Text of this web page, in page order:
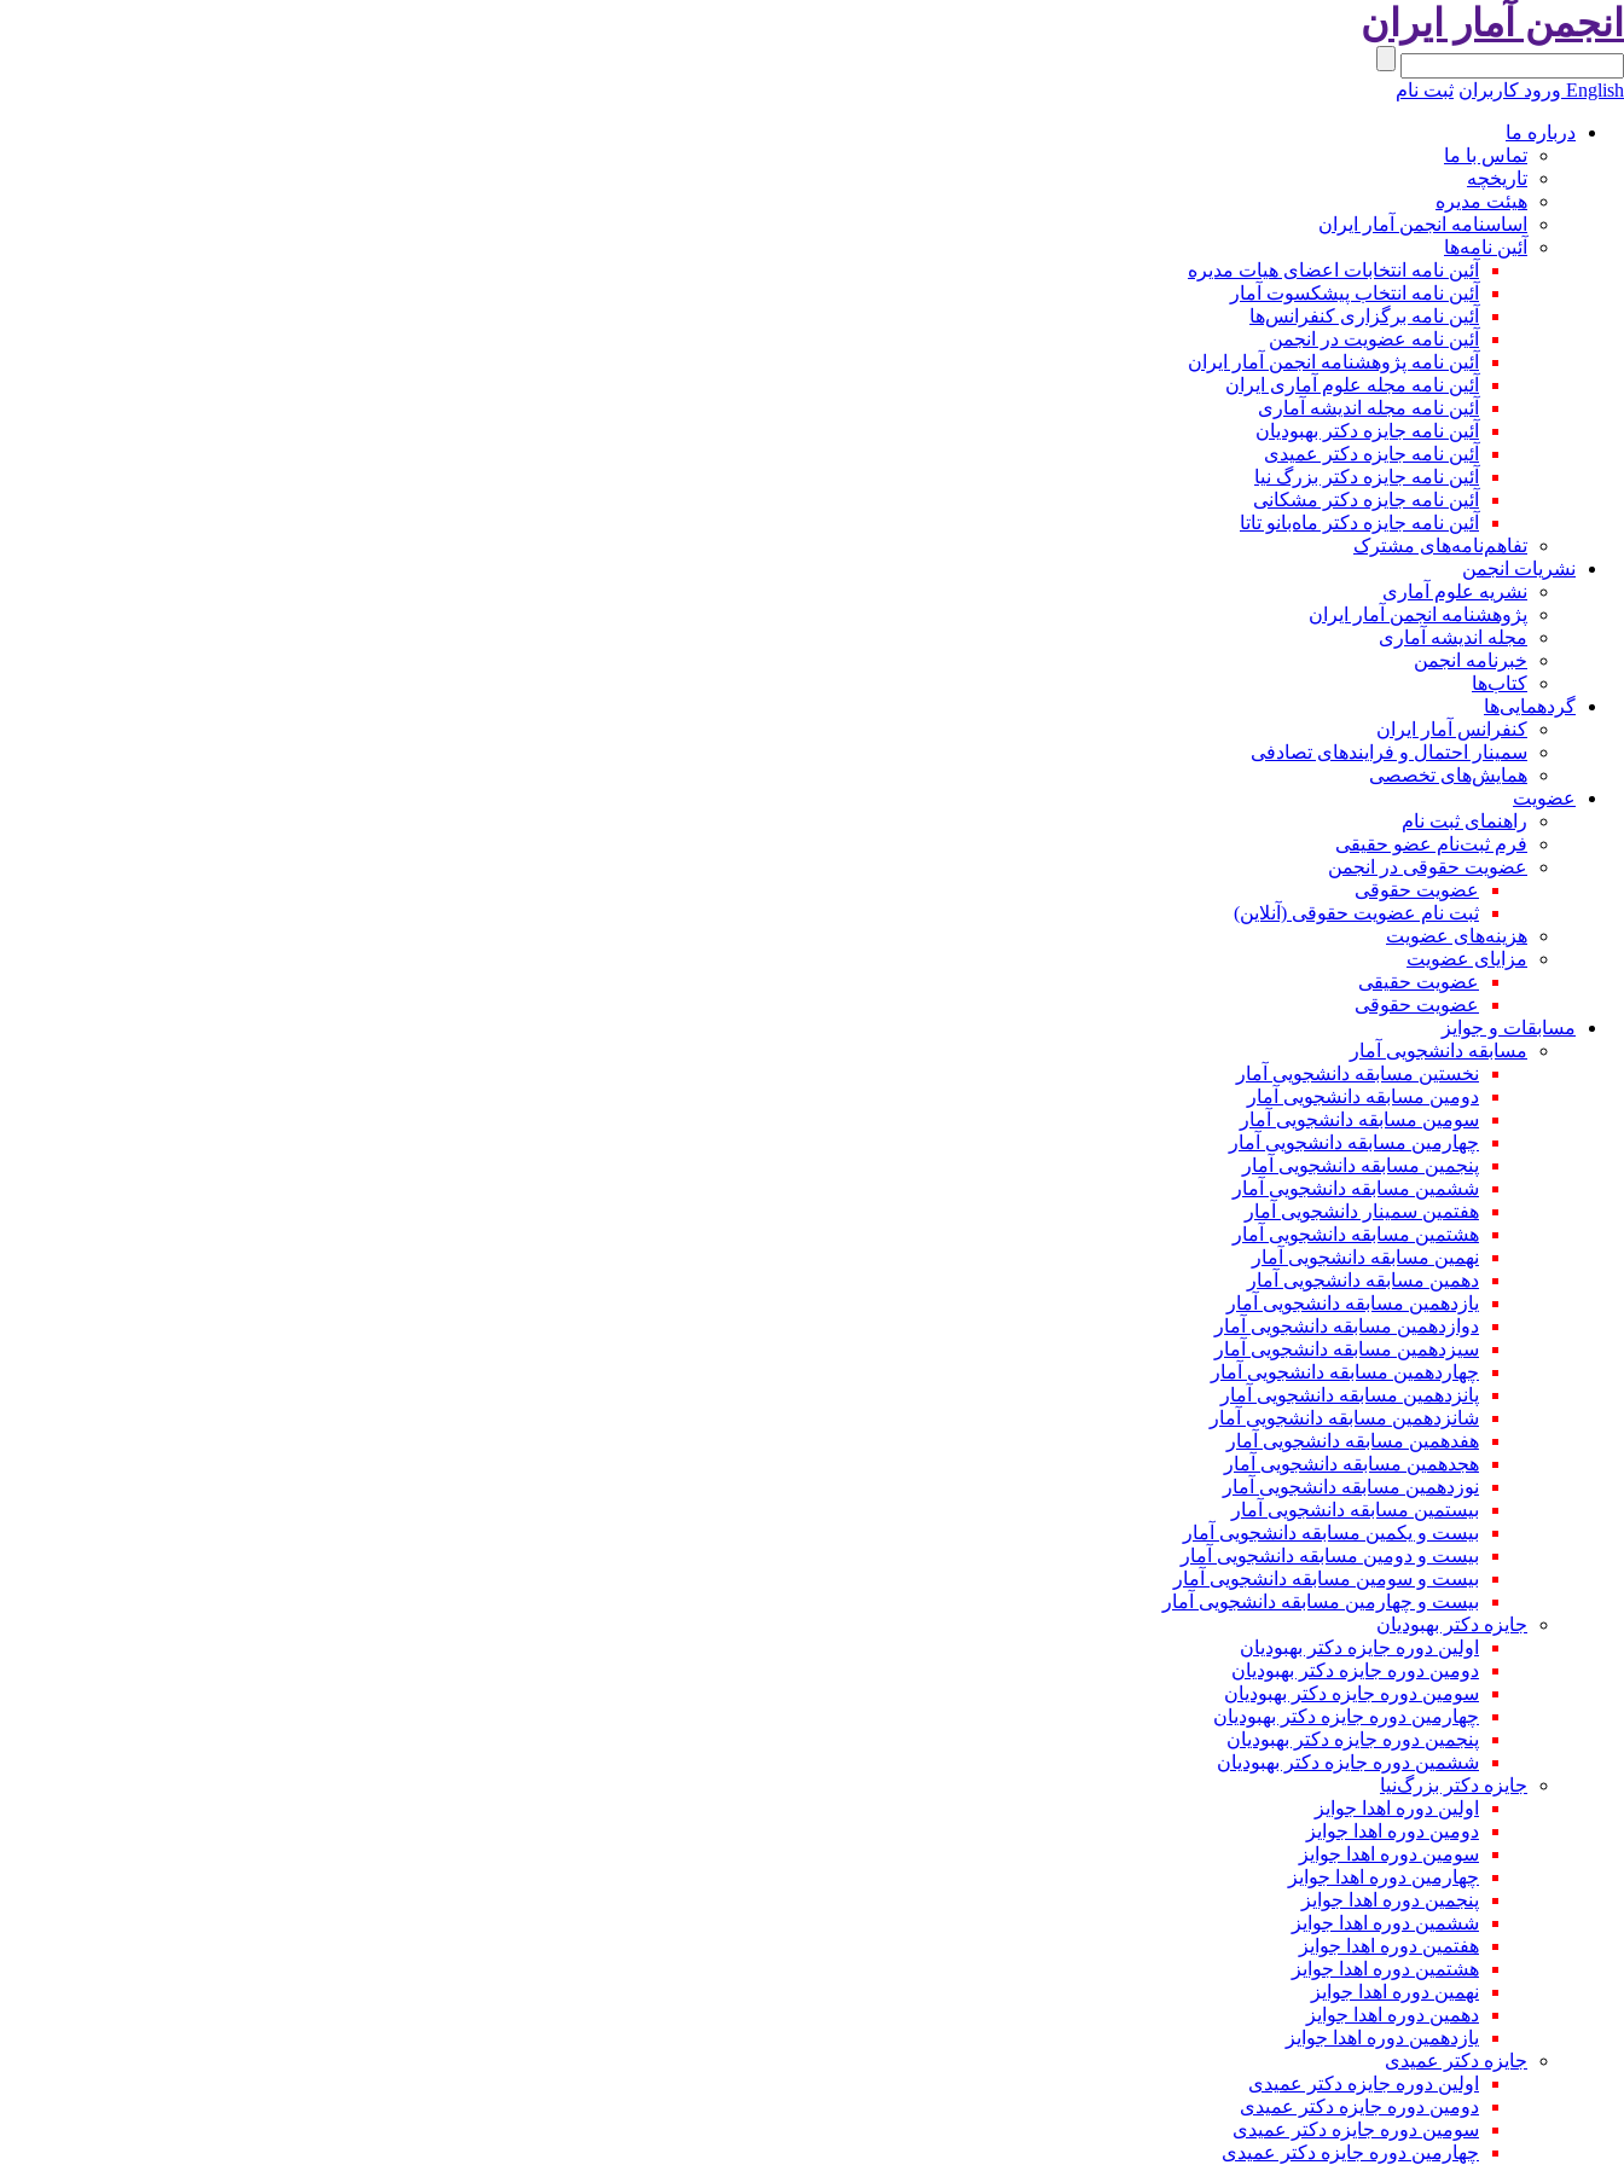
انجمن آمار ایران
English ورود کاربران ثبت نام
درباره ما
تماس با ما
تاریخچه
هیئت مدیره
اساسنامه انجمن آمار ایران
آئین نامه‌ها
آئین نامه انتخابات اعضای هیات مدیره
آئین نامه انتخاب پیشکسوت آمار
آئین نامه برگزاری کنفرانس‌ها
آئین نامه عضویت در انجمن
آئین نامه پژوهشنامه انجمن آمار ایران
آئین نامه مجله علوم آماری ایران
آئین نامه مجله اندیشه آماری
آئین‌ نامه جایزه دکتر بهبودیان
آئین نامه جایزه دکتر عمیدی
آئین نامه جایزه دکتر بزرگ نیا
آئین نامه جایزه دکتر مشکانی
آئین نامه جایزه دکتر ماه‌بانو تاتا
تفاهم‌نامه‌های مشترک
نشریات انجمن
نشریه علوم آماری
پژوهشنامه انجمن آمار ایران
مجله اندیشه آماری
خبرنامه انجمن
کتاب‌ها
گردهمایی‌ها
کنفرانس آمار ایران
سمینار احتمال و فرایندهای تصادفی
همایش‌های تخصصی
عضویت
راهنمای ثبت نام
فرم ثبت‌نام عضو حقیقی
عضویت حقوقی در انجمن
عضویت حقوقی
ثبت نام عضویت حقوقی (آنلاین)
هزینه‌های عضویت
مزایای عضویت
عضویت حقیقی
عضویت حقوقی
مسابقات و جوایز
مسابقه دانشجویی آمار
نخستین مسابقه دانشجویی آمار
دومین مسابقه دانشجویی آمار
سومین مسابقه دانشجویی آمار
چهارمین مسابقه دانشجویی آمار
پنجمین مسابقه دانشجویی آمار
ششمین مسابقه دانشجویی آمار
هفتمین سمینار دانشجویی آمار
هشتمین مسابقه دانشجویی آمار
نهمین مسابقه دانشجویی آمار
دهمین مسابقه دانشجویی آمار
یازدهمین مسابقه دانشجویی آمار
دوازدهمین مسابقه دانشجویی آمار
سیزدهمین مسابقه دانشجویی آمار
چهاردهمین مسابقه دانشجویی آمار
پانزدهمین مسابقه دانشجویی آمار
شانزدهمین مسابقه دانشجویی آمار
هفدهمین مسابقه دانشجویی آمار
هجدهمین مسابقه دانشجویی آمار
نوزدهمین مسابقه دانشجویی آمار
بیستمین مسابقه دانشجویی آمار
بیست و یکمین مسابقه دانشجویی آمار
بیست و دومین مسابقه دانشجویی آمار
بیست و سومین مسابقه دانشجویی آمار
بیست و چهارمین مسابقه دانشجویی آمار
جایزه دکتر بهبودیان
اولین دوره جایزه دکتر بهبودیان
دومین دوره جایزه دکتر بهبودیان
سومین دوره جایزه دکتر بهبودیان
چهارمین دوره جایزه دکتر بهبودیان
پنجمین دوره جایزه دکتر بهبودیان
ششمین دوره جایزه دکتر بهبودیان
جایزه دکتر بزرگ‌نیا
اولین دوره اهدا جوایز
دومین دوره اهدا جوایز
سومین دوره اهدا جوایز
چهارمین دوره اهدا جوایز
پنجمین دوره اهدا جوایز
ششمین دوره اهدا جوایز
هفتمین دوره اهدا جوایز
هشتمین دوره اهدا جوایز
نهمین دوره اهدا جوایز
دهمین دوره اهدا جوایز
یازدهمین دوره اهدا جوایز
جایزه دکتر عمیدی
اولین دوره جایزه دکتر عمیدی
دومین دوره جایزه دکتر عمیدی
سومین دوره جایزه دکتر عمیدی
چهارمین دوره جایزه دکتر عمیدی